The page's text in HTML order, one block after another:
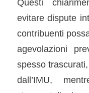
Questi
evitare dispute
contribuenti
agevolazioni
spesso
dall’IMU,